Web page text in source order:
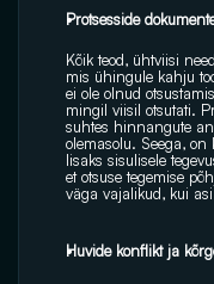
Protsesside
Kõik teod, ühtviisi
mis ühingule kahju
ei ole olnud
mingil viisil otsutati.
suhtes hinnangute
olemasolu. Seega,
lisaks sisulisele
et otsuse tegemise
väga vajalikud, kui
Huvide konflikt ja